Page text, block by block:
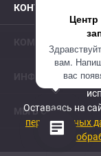
вам.
вас
КОНТАКТЫ
ИНФОРМАЦИЯ
МЫ В СЕТИ
Сайт
пребывание
подключен
Оставаясь на
персональных